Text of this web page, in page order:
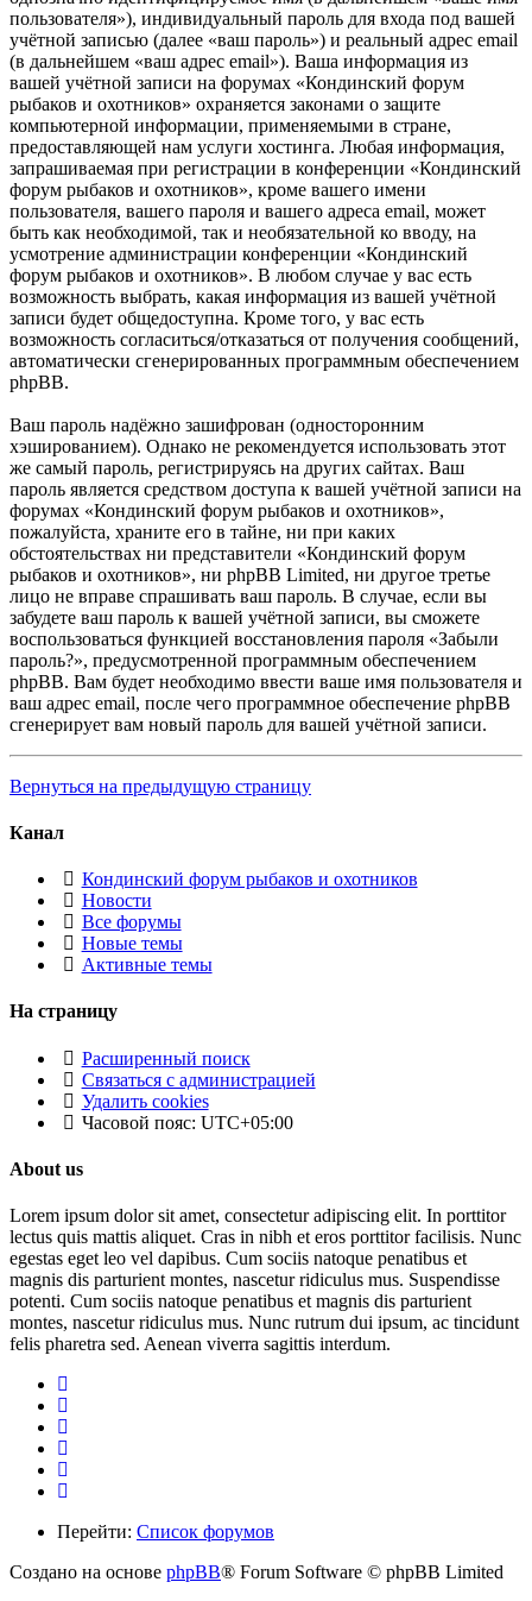
пользователя»), индивидуальный пароль для входа под вашей
учётной записью (далее «ваш пароль») и реальный адрес email
(в дальнейшем «ваш адрес email»). Ваша информация из
вашей учётной записи на форумах «Кондинский форум
рыбаков и охотников» охраняется законами о защите
компьютерной информации, применяемыми в стране,
предоставляющей нам услуги хостинга. Любая информация,
запрашиваемая при регистрации в конференции «Кондинский
форум рыбаков и охотников», кроме вашего имени
пользователя, вашего пароля и вашего адреса email, может
быть как необходимой, так и необязательной ко вводу, на
усмотрение администрации конференции «Кондинский
форум рыбаков и охотников». В любом случае у вас есть
возможность выбрать, какая информация из вашей учётной
записи будет общедоступна. Кроме того, у вас есть
возможность согласиться/отказаться от получения сообщений,
автоматически сгенерированных программным обеспечением
phpBB.
Ваш пароль надёжно зашифрован (односторонним
хэшированием). Однако не рекомендуется использовать этот
же самый пароль, регистрируясь на других сайтах. Ваш
пароль является средством доступа к вашей учётной записи на
форумах «Кондинский форум рыбаков и охотников»,
пожалуйста, храните его в тайне, ни при каких
обстоятельствах ни представители «Кондинский форум
рыбаков и охотников», ни phpBB Limited, ни другое третье
лицо не вправе спрашивать ваш пароль. В случае, если вы
забудете ваш пароль к вашей учётной записи, вы сможете
воспользоваться функцией восстановления пароля «Забыли
пароль?», предусмотренной программным обеспечением
phpBB. Вам будет необходимо ввести ваше имя пользователя и
ваш адрес email, после чего программное обеспечение phpBB
сгенерирует вам новый пароль для вашей учётной записи.
Вернуться на предыдущую страницу
Канал
Кондинский форум рыбаков и охотников
Новости
Все форумы
Новые темы
Активные темы
На страницу
Расширенный поиск
Связаться с администрацией
Удалить cookies
Часовой пояс: UTC+05:00
About us
Lorem ipsum dolor sit amet, consectetur adipiscing elit. In porttitor
lectus quis mattis aliquet. Cras in nibh et eros porttitor facilisis. Nunc
egestas eget leo vel dapibus. Cum sociis natoque penatibus et
magnis dis parturient montes, nascetur ridiculus mus. Suspendisse
potenti. Cum sociis natoque penatibus et magnis dis parturient
montes, nascetur ridiculus mus. Nunc rutrum dui ipsum, ac tincidunt
felis pharetra sed. Aenean viverra sagittis interdum.
Перейти: Список форумов
Создано на основе phpBB® Forum Software © phpBB Limited